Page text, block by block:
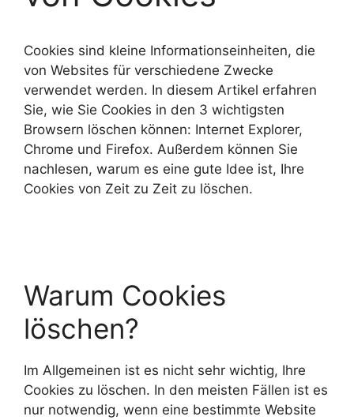
Cookies sind kleine Informationseinheiten, die
von Websites für verschiedene Zwecke
verwendet werden. In diesem Artikel erfahren
Sie, wie Sie Cookies in den 3 wichtigsten
Browsern löschen können: Internet Explorer,
Chrome und Firefox. Außerdem können Sie
nachlesen, warum es eine gute Idee ist, Ihre
Cookies von Zeit zu Zeit zu löschen.
Warum Cookies
löschen?
Im Allgemeinen ist es nicht sehr wichtig, Ihre
Cookies zu löschen. In den meisten Fällen ist es
nur notwendig, wenn eine bestimmte Website